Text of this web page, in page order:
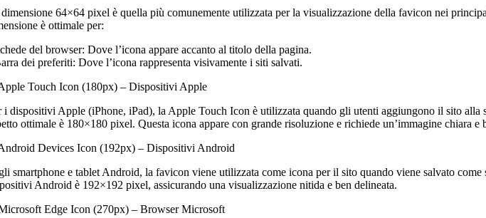
64×64 pixel è quella più comunemente utilizzata per la visualizzazione della favicon nei
è ottimale per:
del browser: Dove l’icona appare accanto al titolo della pagina.
dei preferiti: Dove l’icona rappresenta visivamente i siti salvati.
Touch Icon (180px) – Dispositivi Apple
i dispositivi Apple (iPhone, iPad), la Apple Touch Icon è utilizzata quando gli utenti aggiungono il sito
ottimale è 180×180 pixel. Questa icona appare con grande risoluzione e richiede un’immagine chiara e
Devices Icon (192px) – Dispositivi Android
smartphone e tablet Android, la favicon viene utilizzata come icona per il sito quando viene salvato
Android è 192×192 pixel, assicurando una visualizzazione nitida e ben delineata.
Edge Icon (270px) – Browser Microsoft